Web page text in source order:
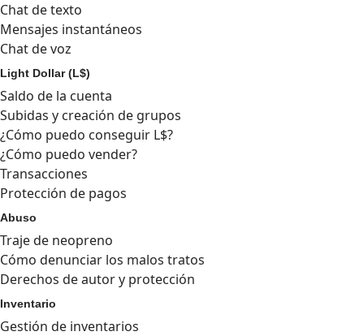
Chat de texto
Mensajes instantáneos
Chat de voz
Light Dollar (L$)
Saldo de la cuenta
Subidas y creación de grupos
¿Cómo puedo conseguir L$?
¿Cómo puedo vender?
Transacciones
Protección de pagos
Abuso
Traje de neopreno
Cómo denunciar los malos tratos
Derechos de autor y protección
Inventario
Gestión de inventarios